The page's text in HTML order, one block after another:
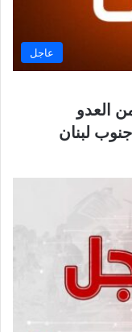
عاجل
العدو
لبنان